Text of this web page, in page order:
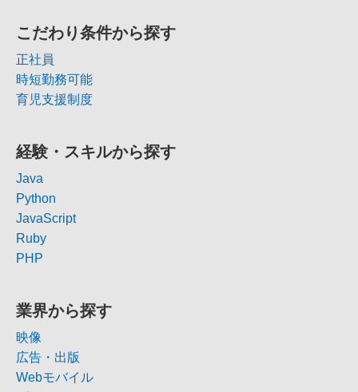
こだわり条件から探す
正社員
時短勤務可能
育児支援制度
経験・スキルから探す
Java
Python
JavaScript
Ruby
PHP
業界から探す
映像
広告・出版
Webモバイル